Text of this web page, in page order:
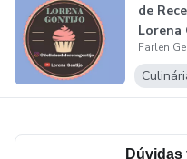
de
Lorena
Farlen
Dúvidas